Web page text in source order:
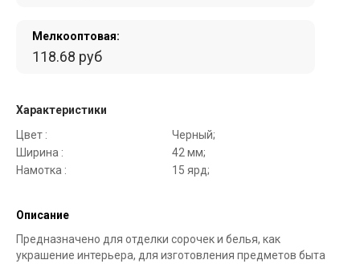
Мелкооптовая:
118.68 руб
Характеристики
Цвет :
Черный;
Ширина :
42 мм;
Намотка :
15 ярд;
Описание
Предназначено для отделки сорочек и белья, как
украшение интерьера, для изготовления предметов быта